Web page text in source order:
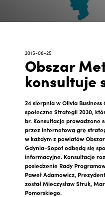
2015-08-25
Obszar
konsultuje
24 sierpnia w Olivia
społeczne Strategii 2030,
br. Konsultacje prowadzone
przez internetową grę
w każdym z powiatów
Gdynia-Sopot odbędą się
informacyjne. Konsultacje
posiedzenie Rady
Paweł Adamowicz,
został Mieczysław Struk,
Pomorskiego.